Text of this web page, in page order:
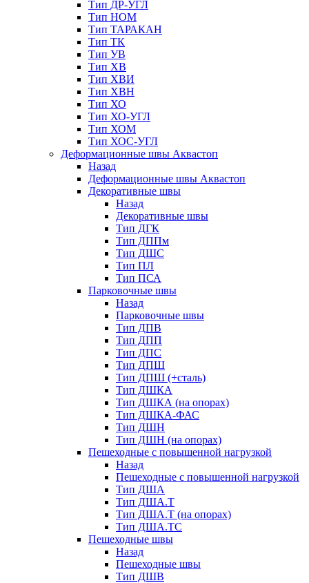
Тип ДР-УГЛ
Тип НОМ
Тип ТАРАКАН
Тип ТК
Тип УВ
Тип ХВ
Тип ХВИ
Тип ХВН
Тип ХО
Тип ХО-УГЛ
Тип ХОМ
Тип ХОС-УГЛ
Деформационные швы Аквастоп
Назад
Деформационные швы Аквастоп
Декоративные швы
Назад
Декоративные швы
Тип ДГК
Тип ДППм
Тип ДШС
Тип ПЛ
Тип ПСА
Парковочные швы
Назад
Парковочные швы
Тип ДПВ
Тип ДПП
Тип ДПС
Тип ДПШ
Тип ДПШ (+сталь)
Тип ДШКА
Тип ДШКА (на опорах)
Тип ДШКА-ФАС
Тип ДШН
Тип ДШН (на опорах)
Пешеходные с повышенной нагрузкой
Назад
Пешеходные с повышенной нагрузкой
Тип ДША
Тип ДША.Т
Тип ДША.Т (на опорах)
Тип ДША.ТС
Пешеходные швы
Назад
Пешеходные швы
Тип ДШВ